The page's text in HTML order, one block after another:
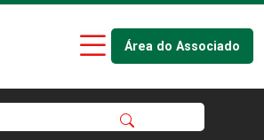
Área do Associado